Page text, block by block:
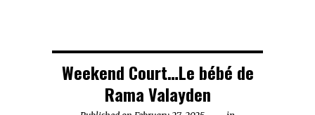
Weekend Court…Le bébé de
Rama Valayden